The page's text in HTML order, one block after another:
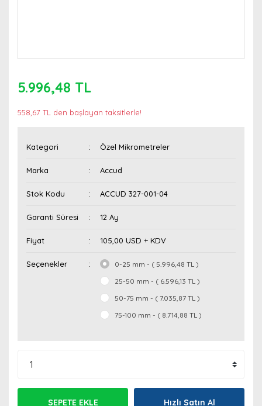
5.996,48 TL
558,67 TL den başlayan taksitlerle!
Kategori Özel Mikrometreler
Marka Accud
Stok Kodu ACCUD 327-001-04
Garanti Süresi 12 Ay
Fiyat 105,00 USD + KDV
Seçenekler
0-25 mm - ( 5.996,48 TL )
25-50 mm - ( 6.596,13 TL )
50-75 mm - ( 7.035,87 TL )
75-100 mm - ( 8.714,88 TL )
SEPETE EKLE Hızlı Satın Al